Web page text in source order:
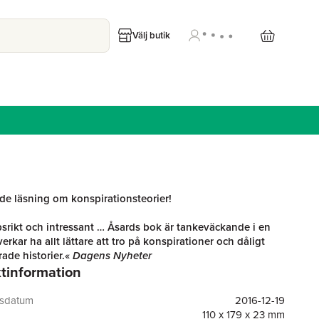
Välj butik
läsning om konspirationsteorier!
och intressant … Åsards bok är tankeväckande i en
ha allt lättare att tro på konspirationer och dåligt
historier.«Dagens Nyheter
bakom terrorist-attackerna den 11 september 2001?
gåtor som fortfarande debatteras och omgärdas av
2016-12-19
110 x 179 x 23 mm